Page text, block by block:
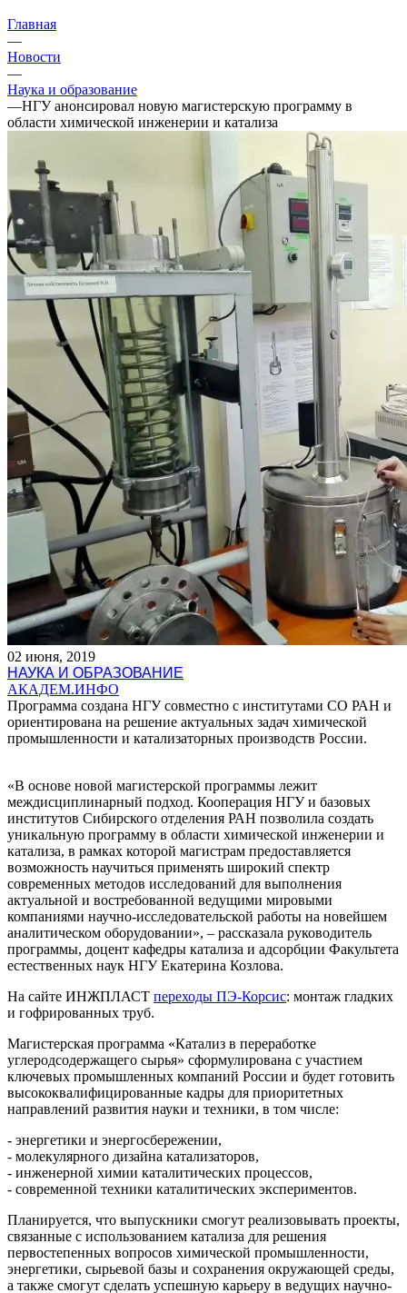
Главная
—
Новости
—
Наука и образование
—НГУ анонсировал новую магистерскую программу в
области химической инженерии и катализа
02 июня, 2019
НАУКА И ОБРАЗОВАНИЕ
АКАДЕМ.ИНФО
Программа создана НГУ совместно с институтами СО РАН и
ориентирована на решение актуальных задач химической
промышленности и катализаторных производств России.
«В основе новой магистерской программы лежит
междисциплинарный подход. Кооперация НГУ и базовых
институтов Сибирского отделения РАН позволила создать
уникальную программу в области химической инженерии и
катализа, в рамках которой магистрам предоставляется
возможность научиться применять широкий спектр
современных методов исследований для выполнения
актуальной и востребованной ведущими мировыми
компаниями научно-исследовательской работы на новейшем
аналитическом оборудовании», – рассказала руководитель
программы, доцент кафедры катализа и адсорбции Факультета
естественных наук НГУ Екатерина Козлова.
На сайте ИНЖПЛАСТ переходы ПЭ-Корсис: монтаж гладких
и гофрированных труб.
Магистерская программа «Катализ в переработке
углеродсодержащего сырья» сформулирована с участием
ключевых промышленных компаний России и будет готовить
высококвалифицированные кадры для приоритетных
направлений развития науки и техники, в том числе:
- энергетики и энергосбережении,
- молекулярного дизайна катализаторов,
- инженерной химии каталитических процессов,
- современной техники каталитических экспериментов.
Планируется, что выпускники смогут реализовывать проекты,
связанные с использованием катализа для решения
первостепенных вопросов химической промышленности,
энергетики, сырьевой базы и сохранения окружающей среды,
а также смогут сделать успешную карьеру в ведущих научно-